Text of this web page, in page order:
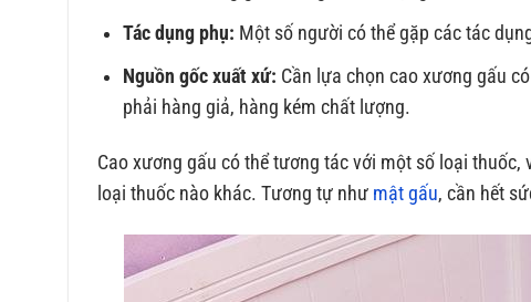
Tác dụng phụ: Một số người có thể gặp các tác
Nguồn gốc xuất xứ: Cần lựa chọn cao xương gấu
phải hàng giả, hàng kém chất lượng.
Cao xương gấu có thể tương tác với một số loại
loại thuốc nào khác. Tương tự như mật gấu, cần hết